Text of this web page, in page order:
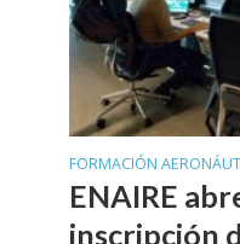
FORMACIÓN
ENAIRE
inscripción